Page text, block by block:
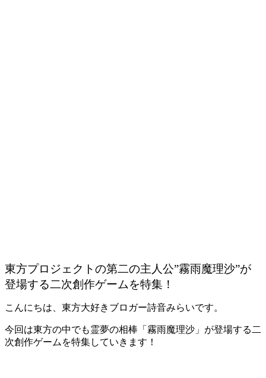
東方プロジェクトの第二の主人公”霧雨魔理沙”が
登場する二次創作ゲームを特集！
こんにちは、東方大好きブロガー詩音みらいです。
今回は東方の中でも霊夢の相棒「霧雨魔理沙」が登場する二
次創作ゲーム を特集していきます！